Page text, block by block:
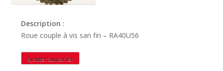
Description :
Roue couple à vis san fin – RA40U56
quantité
de
Ajouter au panier